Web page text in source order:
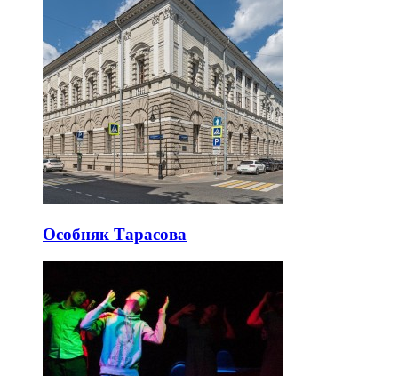
Особняк Тарасова